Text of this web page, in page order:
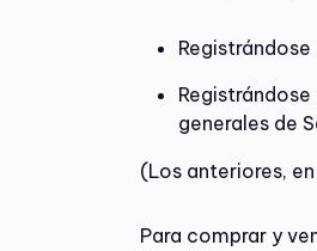
generales de
(Los anteriores,
Para comprar y